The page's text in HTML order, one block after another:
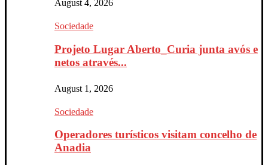
August 4, 2026
Sociedade
Projeto Lugar Aberto_Curia junta avós e
netos através...
August 1, 2026
Sociedade
Operadores turísticos visitam concelho de
Anadia